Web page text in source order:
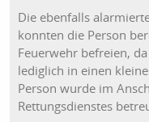
Die ebenfalls
konnten die Person
Feuerwehr befreien,
lediglich in einen
Person wurde im
Rettungsdienstes